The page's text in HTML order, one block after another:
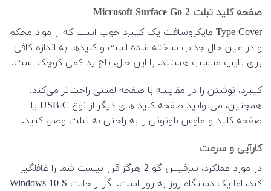
صفحه کلید تبلت Microsoft Surface Go 2
Type Cover مایکروسافت یک کیبرد خوب است که از مواد محکم
و در عین حال جذاب ساخته شده است و کلیدها به اندازه کافی
برای تایپ مناسب هستند. با این حال، تاچ پد کمی کوچک است.
کیبرد، نوشتن را در مقایسه با صفحه لمسی راحت‌تر می‌کند.
همچنین، می‌توانید صفحه کلید های دیگر از نوع USB-C یا
صفحه کلید و ماوس بلوتوثی را به راحتی به تبلت وصل کنید.
کارآیی و سرعت
در مورد عملکرد، سرفیس گو 2 هرگز قرار نیست شما را غافلگیر
کند، اما یک دستگاه روز به روز است. اگر از حالت Windows 10 S